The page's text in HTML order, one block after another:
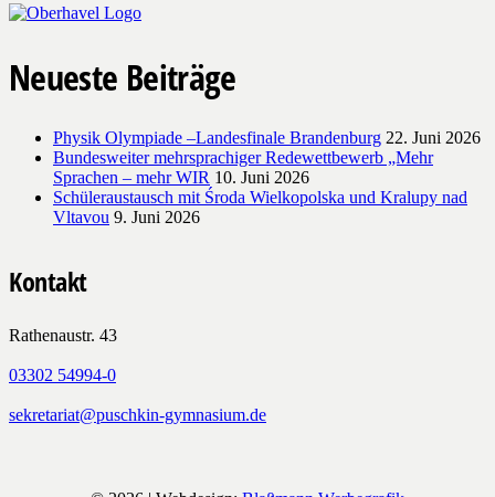
Neueste Beiträge
Physik Olympiade –Landesfinale Brandenburg 22. Juni 2026
Bundesweiter mehrsprachiger Redewettbewerb „Mehr
Sprachen – mehr WIR 10. Juni 2026
Schüleraustausch mit Środa Wielkopolska und Kralupy nad
Vltavou 9. Juni 2026
Kontakt
Rathenaustr. 43
03302 54994-0
sekretariat@puschkin-gymnasium.de